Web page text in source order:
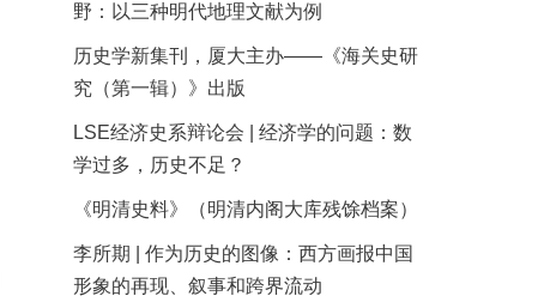
野：以三种明代地理文献为例
历史学新集刊，厦大主办——《海关史研
究（第一辑）》出版
LSE经济史系辩论会 | 经济学的问题：数
学过多，历史不足？
《明清史料》（明清内阁大库残馀档案）
李所期 | 作为历史的图像：西方画报中国
形象的再现、叙事和跨界流动